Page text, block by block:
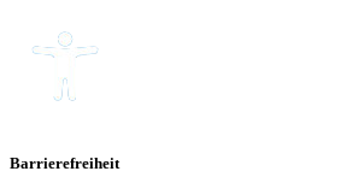
Barrierefreiheit